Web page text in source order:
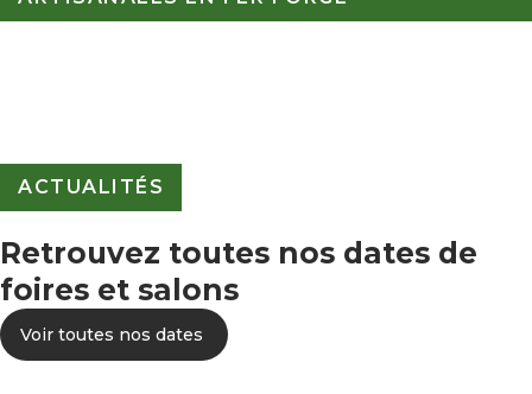
ACTUALITÉS
Retrouvez toutes nos dates de
foires et salons
Voir toutes nos dates